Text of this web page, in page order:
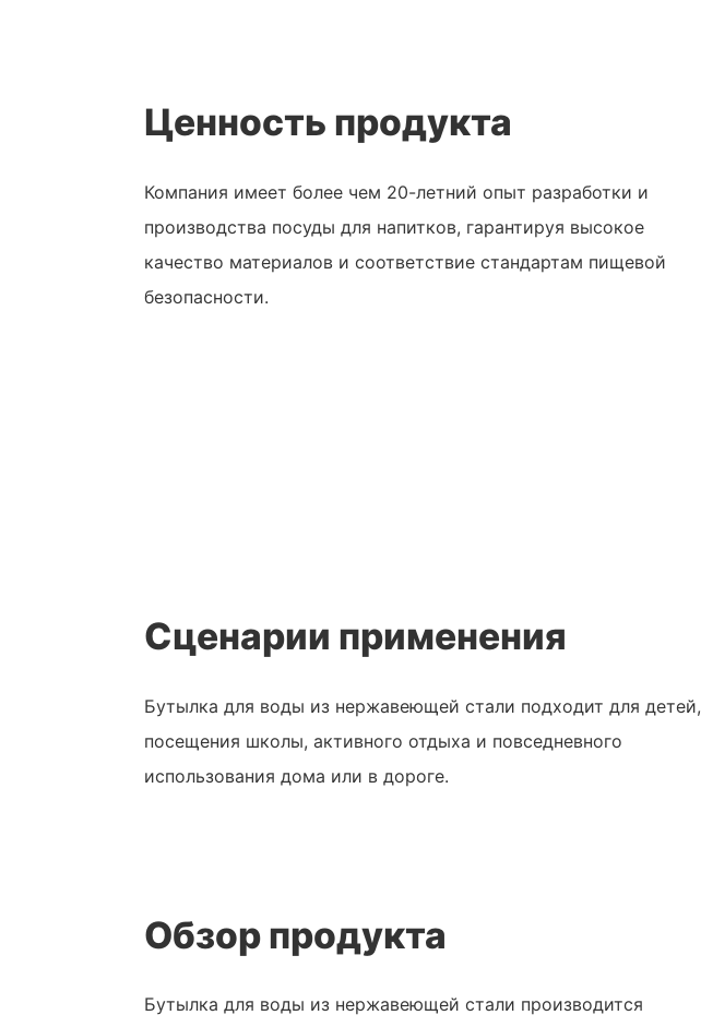
Ценность продукта
Компания имеет более чем 20-летний опыт разработки и
производства посуды для напитков, гарантируя высокое
качество материалов и соответствие стандартам пищевой
безопасности.
Сценарии применения
Бутылка для воды из нержавеющей стали подходит для детей,
посещения школы, активного отдыха и повседневного
использования дома или в дороге.
Обзор продукта
Бутылка для воды из нержавеющей стали производится